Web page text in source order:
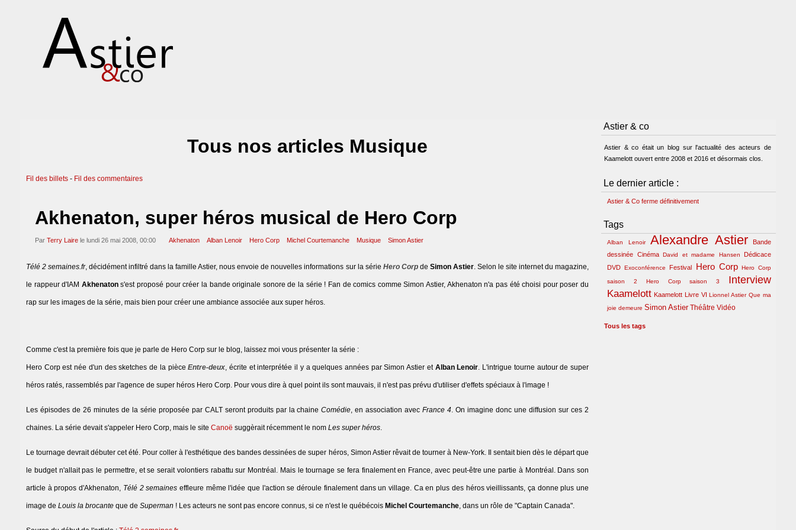
Tous nos articles Musique
Fil des billets - Fil des commentaires
Akhenaton, super héros musical de Hero Corp
Par Terry Laire le lundi 26 mai 2008, 00:00 Akhenaton Alban Lenoir Hero Corp Michel Courtemanche Musique Simon Astier
Télé 2 semaines.fr, décidément infiltré dans la famille Astier, nous envoie de nouvelles informations sur la série Hero Corpde Simon Astier. Selon le site internet du magazine,
le rappeur d'IAM Akhenatons'est proposé pour créer la bande originale sonore de la série ! Fan de comics comme Simon Astier, Akhenaton n'a pas été choisi pour poser du
rap sur les images de la série, mais bien pour créer une ambiance associée aux super héros.
Comme c'est la première fois que je parle de Hero Corp sur le blog, laissez moi vous présenter la série :
Hero Corp est née d'un des sketches de la pièceEntre-deux, écrite et interprétée il y a quelques années par Simon Astier et Alban Lenoir. L'intrigue tourne autour de super
héros ratés, rassemblés par l'agence de super héros Hero Corp. Pour vous dire à quel point ils sont mauvais, il n'est pas prévu d'utiliser d'effets spéciaux à l'image !
Les épisodes de 26 minutes de la série proposée par CALT seront produits par la chaineComédie, en association avecFrance 4. On imagine donc une diffusion sur ces 2
chaines. La série devait s'appeler Hero Corp, mais le site Canoë suggèrait récemment le nom Les super héros.
Le tournage devrait débuter cet été. Pour coller à l'esthétique des bandes dessinées de super héros, Simon Astier rêvait de tourner à New-York. Il sentait bien dès le départ que
le budget n'allait pas le permettre, et se serait volontiers rabattu sur Montréal. Mais le tournage se fera finalement en France, avec peut-être une partie à Montréal. Dans son
article à propos d'Akhenaton, Télé 2 semaines effleure même l'idée que l'action se déroule finalement dans un village. Ca en plus des héros vieillissants, ça donne plus une
image de Louis la brocante que de Superman ! Les acteurs ne sont pas encore connus, si ce n'est le québécois Michel Courtemanche, dans un rôle de "Captain Canada".
Astier & co
Astier & co était un blog sur l'actualité des acteurs de
Kaamelott ouvert entre 2008 et 2016 et désormais clos.
Le dernier article :
Astier & Co ferme définitivement
Tags
Alban Lenoir Alexandre Astier
Bande
dessinée Cinéma David et madame Hansen
Dédicace
DVD Exoconférence Festival Hero Corp Hero Corp
saison 2 Hero Corp saison 3 Interview
Kaamelott Kaamelott Livre VI Lionnel Astier Que ma
joie demeure Simon Astier Théâtre Vidéo
Tous les tags